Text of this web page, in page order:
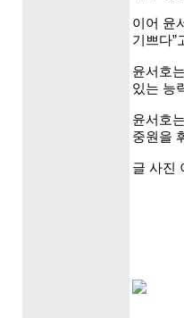
이어 윤
기쁘다”
윤서호
있는 능
윤서호
중원을
글 사진